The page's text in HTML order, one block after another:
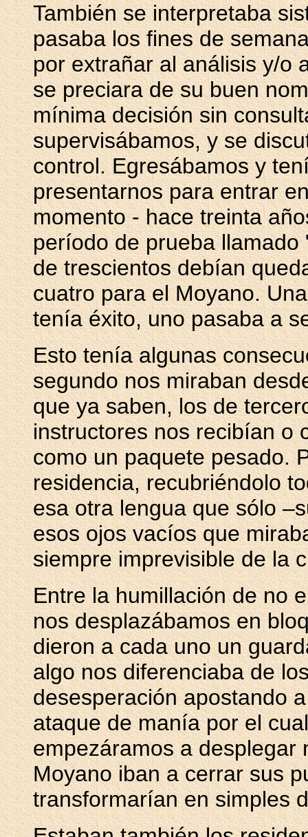
También se interpretaba
pasaba los fines de
por extrañar al análisis y/o
se preciara de su buen
mínima decisión sin
supervisábamos, y se
control. Egresábamos y
presentarnos para entrar
momento - hace treinta
período de prueba
de trescientos debían
cuatro para el Moyano.
tenía éxito, uno pasaba a
Esto tenía algunas
segundo nos miraban
que ya saben, los de
instructores nos recibían o
como un paquete pesado.
residencia, recubriéndolo
esa otra lengua que sólo
esos ojos vacíos que
siempre imprevisible de la
Entre la humillación de no
nos desplazábamos en
dieron a cada uno un
algo nos diferenciaba de
desesperación apostando
ataque de manía por el
empezáramos a desplegar
Moyano iban a cerrar sus
transformarían en simples